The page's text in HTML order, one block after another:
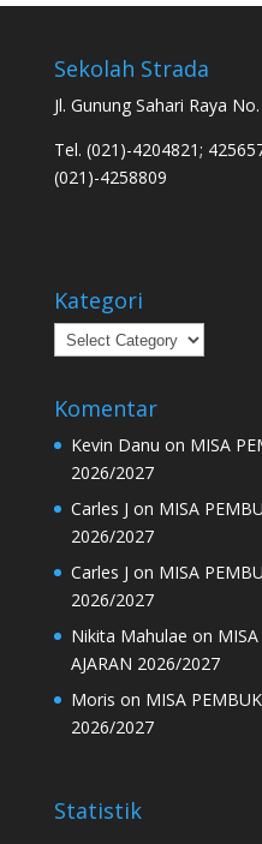
Sekolah Strada
Jl. Gunung Sahari Raya
Tel. (021)-4204821;
(021)-4258809
Kategori
Kategori
Komentar
Kevin Danu on MISA
2026/2027
Carles J on MISA
2026/2027
Carles J on MISA
2026/2027
Nikita Mahulae on
AJARAN 2026/2027
Moris on MISA
2026/2027
Statistik